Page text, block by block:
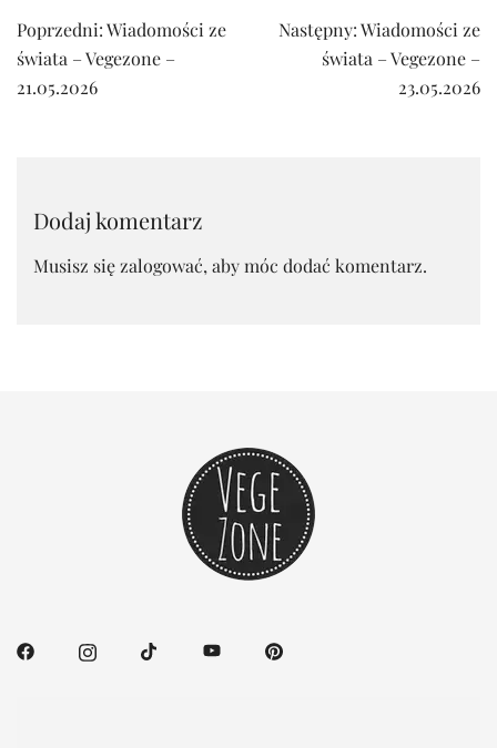
Nawigacja
wpisu
Poprzedni:Wiadomości ze
świata – Vegezone –
21.05.2026
Następny:Wiadomości ze
świata – Vegezone –
23.05.2026
Dodaj komentarz
Musisz sięzalogować, aby móc dodać komentarz.